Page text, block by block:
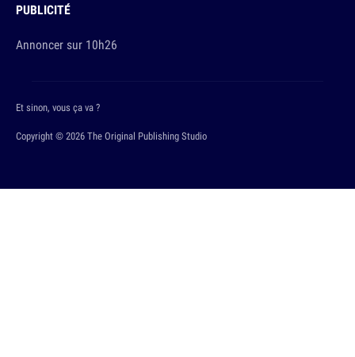
PUBLICITÉ
Annoncer sur 10h26
Copyright © 2026 The Original Publishing Studio
Et sinon, vous ça va ?